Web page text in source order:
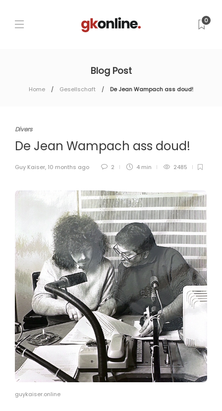
0
Blog Post
Home Gesellschaft De Jean Wampach ass doud!
Divers
De Jean Wampach ass doud!
Guy Kaiser, 10 months ago 2 4 min 2485
guykaiser.online